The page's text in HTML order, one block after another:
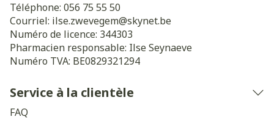
Téléphone: 056 75 55 50
Courriel: ilse.zwevegem@skynet.be
Numéro de licence: 344303
Pharmacien responsable: Ilse Seynaeve
Numéro TVA: BE0829321294
Service à la clientèle
FAQ